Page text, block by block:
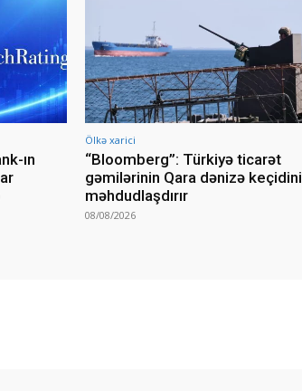
ın
Ölkə xarici
“Bloomberg”: Türkiyə ticarət
gəmilərinin Qara dənizə keçidini
məhdudlaşdırır
08/08/2026